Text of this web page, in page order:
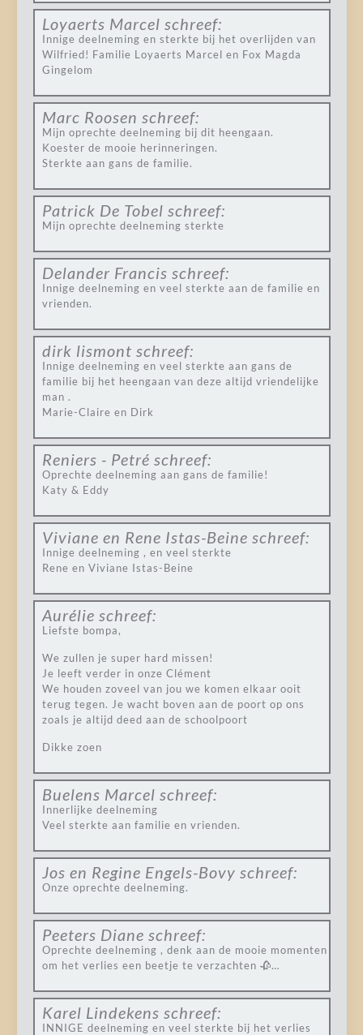
Loyaerts Marcel schreef:
Innige deelneming en sterkte bij het overlijden van
Wilfried! Familie Loyaerts Marcel en Fox Magda
Gingelom
Marc Roosen schreef:
Mijn oprechte deelneming bij dit heengaan.
Koester de mooie herinneringen.
Sterkte aan gans de familie.
Patrick De Tobel schreef:
Mijn oprechte deelneming sterkte
Delander Francis schreef:
Innige deelneming en veel sterkte aan de familie en
vrienden.
dirk lismont schreef:
Innige deelneming en veel sterkte aan gans de
familie bij het heengaan van deze altijd vriendelijke
man .
Marie-Claire en Dirk
Reniers - Petré schreef:
Oprechte deelneming aan gans de familie!
Katy & Eddy
Viviane en Rene Istas-Beine schreef:
Innige deelneming , en veel sterkte
Rene en Viviane Istas-Beine
Aurélie schreef:
Liefste bompa,
We zullen je super hard missen!
Je leeft verder in onze Clément
We houden zoveel van jou we komen elkaar ooit
terug tegen. Je wacht boven aan de poort op ons
zoals je altijd deed aan de schoolpoort
Dikke zoen
Buelens Marcel schreef:
Innerlijke deelneming
Veel sterkte aan familie en vrienden.
Jos en Regine Engels-Bovy schreef:
Onze oprechte deelneming.
Peeters Diane schreef:
Oprechte deelneming , denk aan de mooie momenten
om het verlies een beetje te verzachten 🥀…
Karel Lindekens schreef:
INNIGE deelneming en veel sterkte bij het verlies